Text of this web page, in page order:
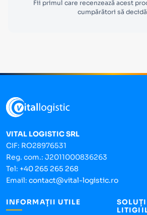
Fii primul care recenzează acest
cumpărători să
VITAL LOGISTIC SRL
CIF: RO28976531
Reg. com.: J2011000836263
Tel: +40 265 265 268
Email: contact@vital-logistic.ro
INFORMAȚII UTILE